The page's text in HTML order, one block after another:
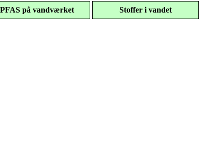
PFAS på vandværket Stoffer i vandet